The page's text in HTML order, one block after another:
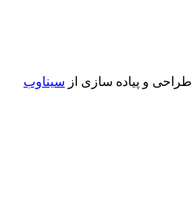
طراحی و پیاده سازی از سیناوب